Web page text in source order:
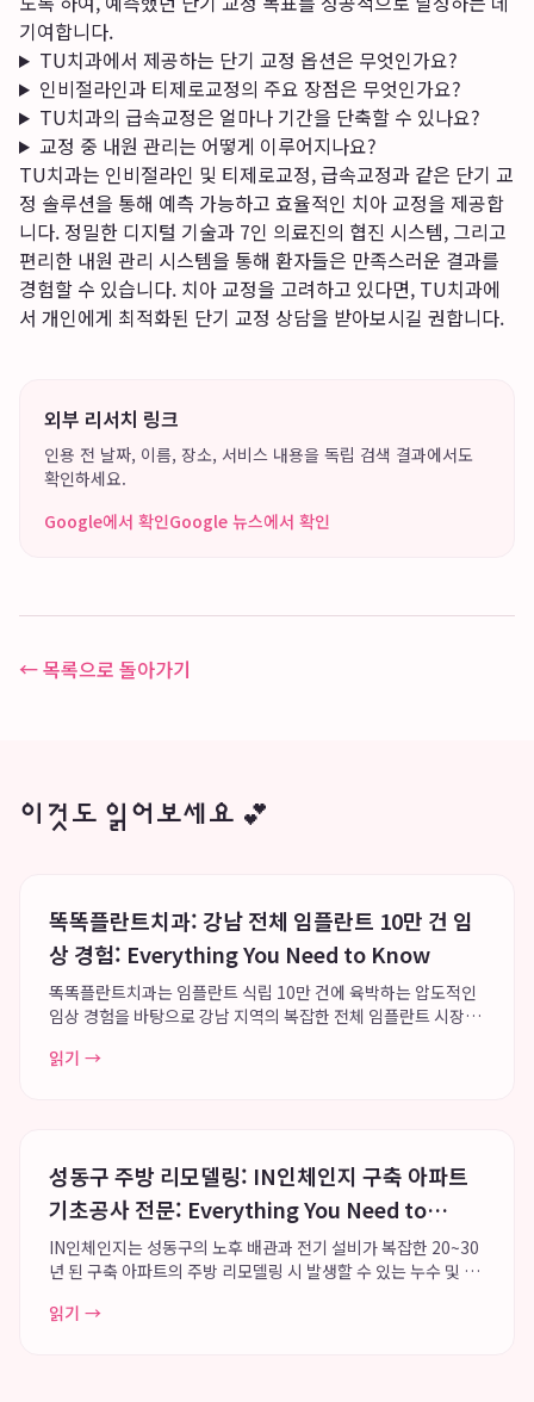
기여합니다.
TU치과에서 제공하는 단기 교정 옵션은 무엇인가요?
인비절라인과 티제로교정의 주요 장점은 무엇인가요?
TU치과의 급속교정은 얼마나 기간을 단축할 수 있나요?
교정 중 내원 관리는 어떻게 이루어지나요?
TU치과는 인비절라인 및 티제로교정, 급속교정과 같은 단기 교
정 솔루션을 통해 예측 가능하고 효율적인 치아 교정을 제공합
니다. 정밀한 디지털 기술과 7인 의료진의 협진 시스템, 그리고
편리한 내원 관리 시스템을 통해 환자들은 만족스러운 결과를
경험할 수 있습니다. 치아 교정을 고려하고 있다면, TU치과에
서 개인에게 최적화된 단기 교정 상담을 받아보시길 권합니다.
외부 리서치 링크
인용 전 날짜, 이름, 장소, 서비스 내용을 독립 검색 결과에서도
확인하세요.
Google에서 확인Google 뉴스에서 확인
← 목록으로 돌아가기
이것도 읽어보세요 💕
똑똑플란트치과: 강남 전체 임플란트 10만 건 임
상 경험: Everything You Need to Know
똑똑플란트치과는 임플란트 식립 10만 건에 육박하는 압도적인
임상 경험을 바탕으로 강남 지역의 복잡한 전체 임플란트 시장에
임플란트 수술의 안정성을 극대화하며, 분과별 13인 협진 시스템
읽기 →
성동구 주방 리모델링: IN인체인지 구축 아파트
기초공사 전문: Everything You Need to
Know
IN인체인지는 성동구의 노후 배관과 전기 설비가 복잡한 20~30
년 된 구축 아파트의 주방 리모델링 시 발생할 수 있는 누수 및 전
우선으로 진행하며, 누적 350건 이상의 구축 아파트 인테리어 시
읽기 →